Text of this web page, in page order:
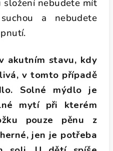
složení nebudete mít
a nebudete
akutním stavu, kdy
v tomto případě
Solné mýdlo je
mytí při kterém
pouze pěnu z
jen je potřeba